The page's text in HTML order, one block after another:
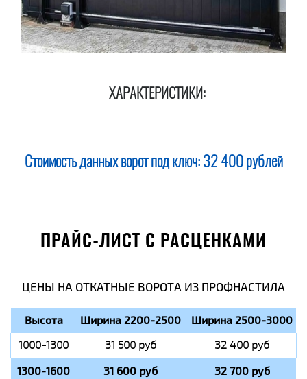
ХАРАКТЕРИСТИКИ:
Стоимость данных ворот под ключ: 32 400 рублей
ПРАЙС-ЛИСТ С РАСЦЕНКАМИ
ЦЕНЫ НА ОТКАТНЫЕ ВОРОТА ИЗ ПРОФНАСТИЛА
Высота Ширина 2200-2500 Ширина 2500-3000
1000-1300 31 500 руб 32 400 руб
1300-1600 31 600 руб 32 700 руб